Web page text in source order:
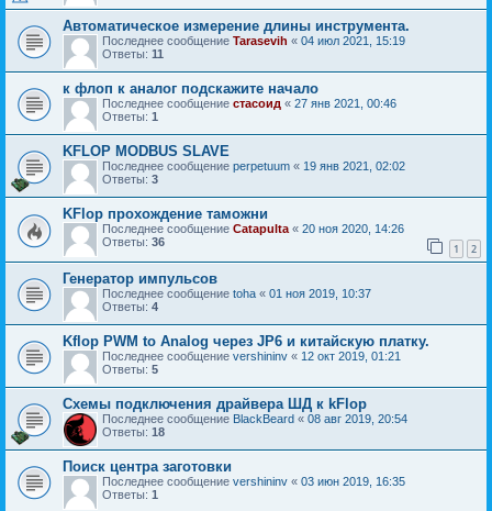
Автоматическое измерение длины инструмента.
Последнее сообщение Tarasevih « 04 июл 2021, 15:19
Ответы: 11
к флоп к аналог подскажите начало
Последнее сообщение стасоид « 27 янв 2021, 00:46
Ответы: 1
KFLOP MODBUS SLAVE
Последнее сообщение perpetuum « 19 янв 2021, 02:02
Ответы: 3
KFlop прохождение таможни
Последнее сообщение Catapulta « 20 ноя 2020, 14:26
Ответы: 36 1 2
Генератор импульсов
Последнее сообщение toha « 01 ноя 2019, 10:37
Ответы: 4
Kflop PWM to Analog через JP6 и китайскую платку.
Последнее сообщение vershininv « 12 окт 2019, 01:21
Ответы: 5
Схемы подключения драйвера ШД к kFlop
Последнее сообщение BlackBeard « 08 авг 2019, 20:54
Ответы: 18
Поиск центра заготовки
Последнее сообщение vershininv « 03 июн 2019, 16:35
Ответы: 1